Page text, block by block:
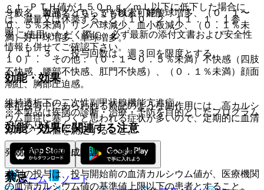
９）． 血液：（０．５％以上）好酸球増多、（０．１〜
０．５％未満）リンパ球減少、血小板減少、（０．１％未
満）好中球増多、単球増多。
１０）． その他：（０．１〜０．５％未満）不快感（四肢
不快感、腰部不快感、肛門不快感）、（０．１％未満）顔面
潮紅、胸部圧迫感。
本剤投与中にあらわれる前記のような副作用には、高カルシ
ウム血症に基づくと思われる症状が多いので、定期的に血清
カルシウム値を測定すること。
発現頻度は使用成績調査を含む。
禁忌
ｃｔ−ＰＴＨ値が１５０ｐｇ／ｍＬ以下に低下した場合に
は、減量又は休薬すること〔１０．２、１１．１．１参
照〕。
７．１．３． 投与回数は、週３回を限度とする。
効能・効果
維持透析下の二次性副甲状腺機能亢進症。
効能・効果に関連する注意
（効能又は効果に関連する注意）
本剤の投与は、投与開始前の血清カルシウム値が、医療機関
の血清カルシウム値の基準値上限以下の患者とすること。
一般名、製品名どちらでも検索可能！
※ ご使用いただく際に、必ず最新の添付文書および安全性
情報も併せてご確認下さい。
※本製品は疾病の診断・治療・予防を目的としたプログラム
ではありません。
ホーム
ノート